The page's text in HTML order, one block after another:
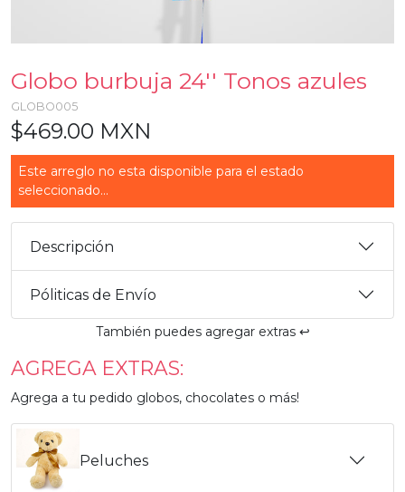
Globo burbuja 24'' Tonos azules
GLOBO005
$469.00 MXN
Este arreglo no esta disponible para el estado
seleccionado...
Descripción
Póliticas de Envío
También puedes agregar extras ↩️
AGREGA EXTRAS:
Agrega a tu pedido globos, chocolates o más!
Peluches